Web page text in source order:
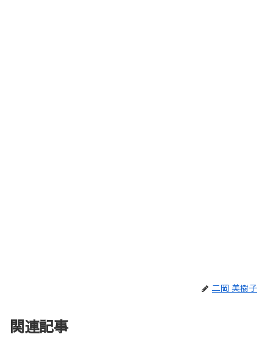
二岡 美樹子
関連記事